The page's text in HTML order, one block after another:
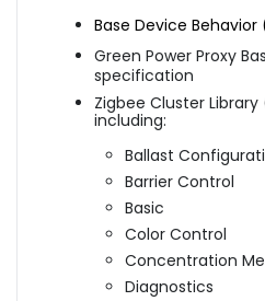
Base Device Behavior
Green Power Proxy
specification
Zigbee Cluster
including:
Ballast
Barrier Control
Basic
Color Control
Concentration
Diagnostics